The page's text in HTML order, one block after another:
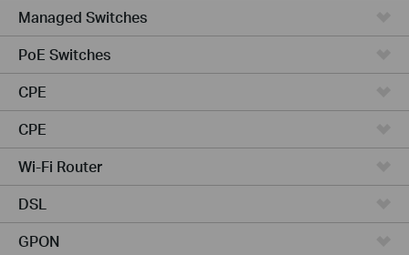
Managed Switches
PoE Switches
CPE
CPE
Wi-Fi Router
DSL
GPON